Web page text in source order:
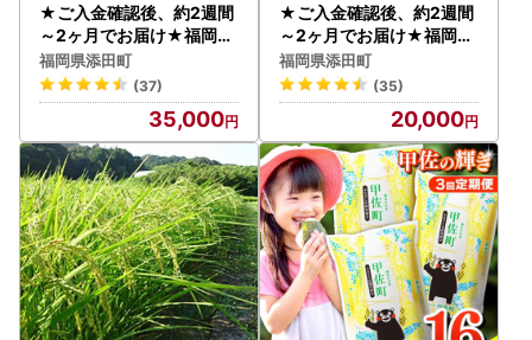
★ご入金確認後、約2週間
～2ヶ月でお届け★福岡県
産 訳あり ふくめぐみ 20k
g 配送日時指定不可 [a957
7] ※配送不可：離島【返
礼品】添田町 ふるさと納
税
福岡県添田町
(37)
35,000
★ご入金確認後、約2週間
～2ヶ月でお届け★福岡県
産 訳あり ふくめぐみ 10k
g 配送日時指定不可 [a956
2] ※配送不可：離島【返
礼品】添田町 ふるさと納
税
福岡県添田町
(35)
20,000